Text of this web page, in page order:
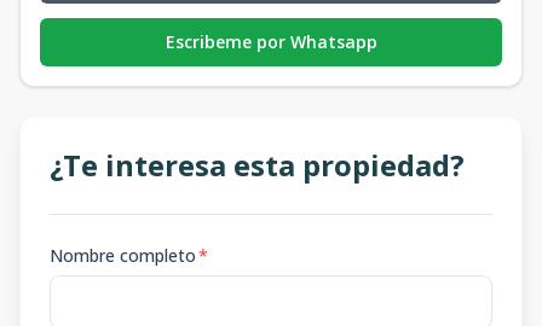
Escribeme por Whatsapp
¿Te interesa esta propiedad?
Nombre completo*